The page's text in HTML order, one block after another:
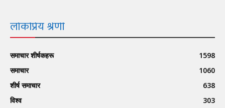
लोकप्रिय श्रेणी
समाचार शीर्षकहरू
1598
समाचार
1060
शीर्ष समाचार
638
विश्व
303